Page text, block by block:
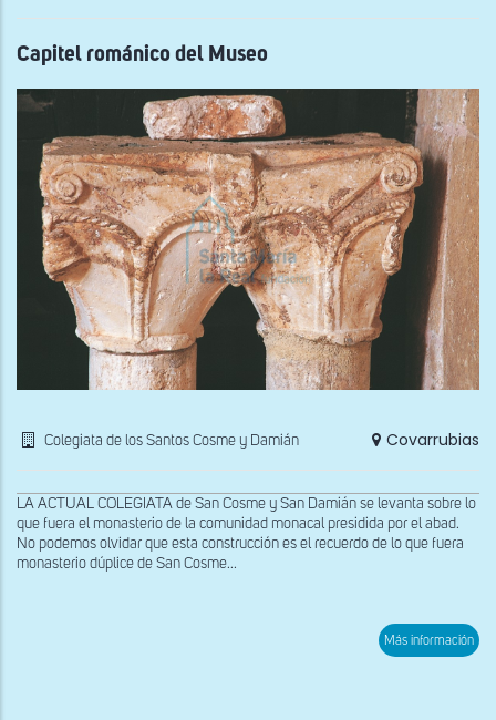
Capitel románico del Museo
Colegiata de los Santos Cosme y Damián Covarrubias
LA ACTUAL COLEGIATA de San Cosme y San Damián se levanta sobre lo
que fuera el monasterio de la comunidad monacal presidida por el abad.
No podemos olvidar que esta construcción es el recuerdo de lo que fuera
monasterio dúplice de San Cosme...
Más información